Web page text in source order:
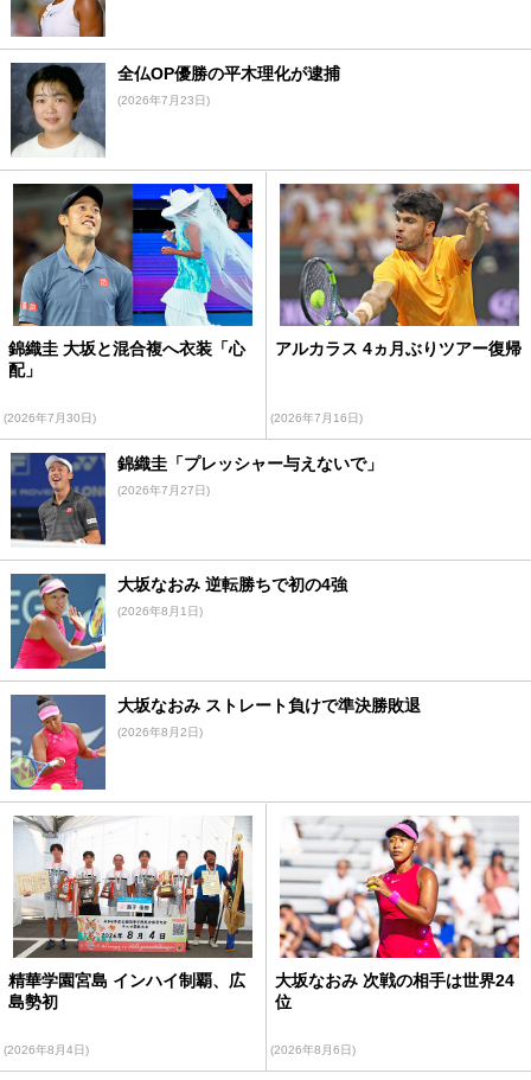
全仏OP優勝の平木理化が逮捕
(2026年7月23日)
錦織圭 大坂と混合複へ衣装「心
配」
(2026年7月30日)
アルカラス 4ヵ月ぶりツアー復帰
(2026年7月16日)
錦織圭「プレッシャー与えないで」
(2026年7月27日)
大坂なおみ 逆転勝ちで初の4強
(2026年8月1日)
大坂なおみ ストレート負けで準決勝敗退
(2026年8月2日)
精華学園宮島 インハイ制覇、広
島勢初
(2026年8月4日)
大坂なおみ 次戦の相手は世界24
位
(2026年8月6日)